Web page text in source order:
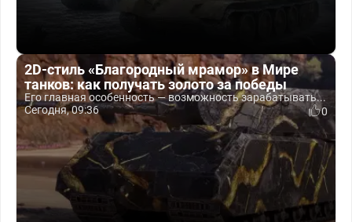
2D-стиль «Благородный мрамор» в Мире
танков: как получать золото за победы
Его главная особенность — возможность зарабатывать...
Сегодня, 09:36
0